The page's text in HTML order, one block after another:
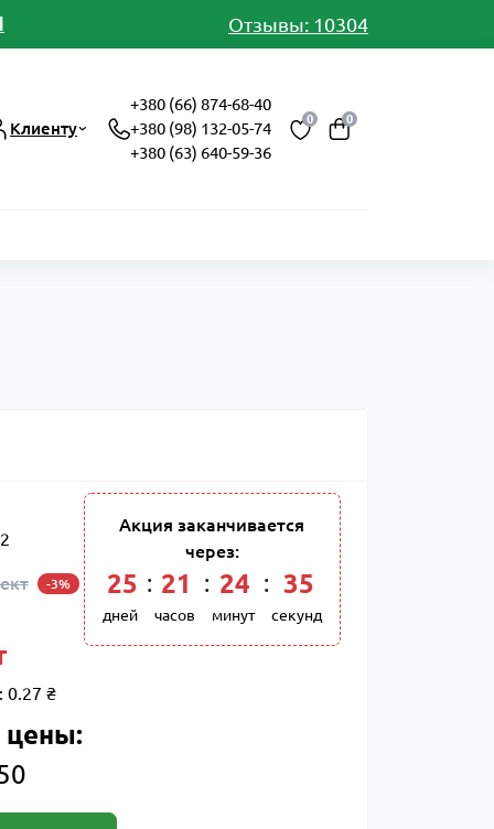
Отзывы: 10304
Клиенту
+380 (66) 874-68-40
+380 (98) 132-05-74
+380 (63) 640-59-36
0 0
-3%
0.27 ₴
Акция заканчивается
через:
25
дней
: 21
часов
: 24
минут
: 34
секунд